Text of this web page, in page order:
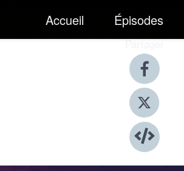
Accueil Épisodes
Partager